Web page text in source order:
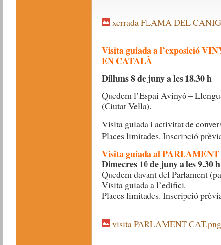
xerrada FLAMA DEL
Visita guiada a l’exposició
EN CATALÀ
Dilluns 8 de juny a les 18.30 h
Quedem l’Espai Avinyó –
(Ciutat Vella).
Visita guiada i activitat de
Places limitades. Inscripció
Visita guiada al
Dimecres 10 de juny a les 9.30 h
Quedem davant del Parlament
Visita guiada a l’edifici.
Places limitades. Inscripció
visita PARLAMENT CAT.png